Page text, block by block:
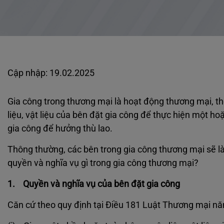
Cập nhập: 19.02.2025
Gia công trong thương mại là hoạt động thương mại,
liệu, vật liệu của bên đặt gia công để thực hiện một
gia công để hưởng thù lao.
Thông thường, các bên trong gia công thương mại sẽ
quyền và nghĩa vụ gì trong gia công thương mại?
1. Quyền và nghĩa vụ của bên đặt gia công
Căn cứ theo quy định tại Điều 181 Luật Thương mại